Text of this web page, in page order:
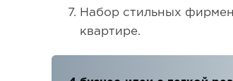
Набор стильных
квартире.